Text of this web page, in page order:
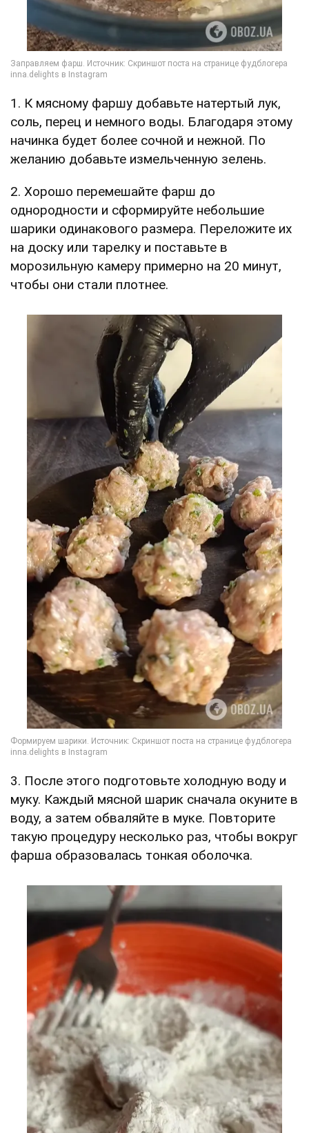
1. К мясному фаршу добавьте натертый лук,
соль, перец и немного воды. Благодаря этому
начинка будет более сочной и нежной. По
желанию добавьте измельченную зелень.
2. Хорошо перемешайте фарш до
однородности и сформируйте небольшие
шарики одинакового размера. Переложите их
на доску или тарелку и поставьте в
морозильную камеру примерно на 20 минут,
чтобы они стали плотнее.
3. После этого подготовьте холодную воду и
муку. Каждый мясной шарик сначала окуните в
воду, а затем обваляйте в муке. Повторите
такую процедуру несколько раз, чтобы вокруг
фарша образовалась тонкая оболочка.